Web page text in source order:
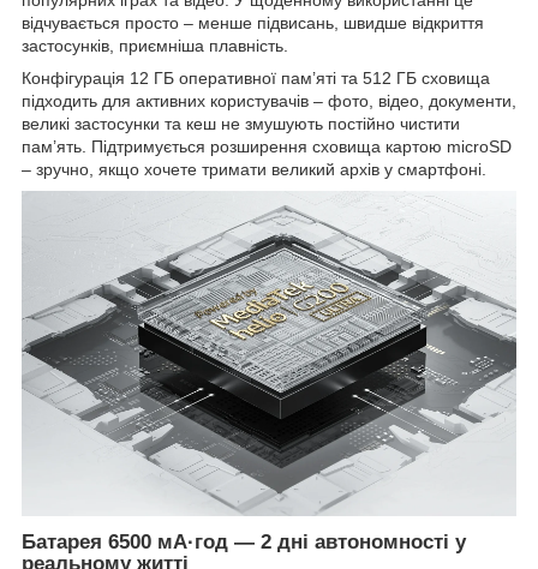
відчувається просто – менше підвисань, швидше відкриття
застосунків, приємніша плавність.
Конфігурація 12 ГБ оперативної пам’яті та 512 ГБ сховища
підходить для активних користувачів – фото, відео, документи,
великі застосунки та кеш не змушують постійно чистити
пам’ять. Підтримується розширення сховища картою microSD
– зручно, якщо хочете тримати великий архів у смартфоні.
Батарея 6500 мА·год — 2 дні автономності у
реальному житті